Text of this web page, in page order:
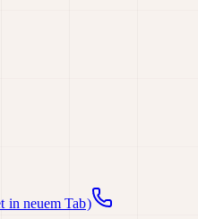
in neuem Tab)